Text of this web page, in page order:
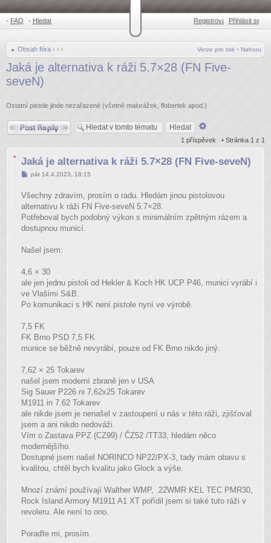
• FAQ • Hledat Registrovat •Přihlásit se
Obsah fóra ‹ ‹ ‹ Nahoru
Verze pro tisk •
Jaká je alternativa k ráži 5.7×28 (FN Five-
seveN)
Ostatní pistole jinde nezařazené (včetně malorážek, flobertek apod.)
Odpovědět
1 příspěvek • Stránka 1 z 1
Jaká je alternativa k ráži 5.7×28 (FN Five-seveN)
Příspěvek
pát 14.4.2023, 18:15
Všechny zdravím, prosím o radu. Hledám jinou pistolovou
alternativu k ráži FN Five-seveN 5.7×28.
Potřeboval bych podobný výkon s minimálním zpětným rázem a
dostupnou municí.
Našel jsem:
4,6 × 30
ale jen jednu pistoli od Hekler & Koch HK UCP P46, munici vyrábí i
ve Vlašimi S&B.
Po komunikaci s HK není pistole nyní ve výrobě.
7,5 FK
FK Brno PSD 7,5 FK
munice se běžně nevyrábí, pouze od FK Brno nikdo jiný.
7,62 × 25 Tokarev
našel jsem moderní zbraně jen v USA
Sig Sauer P226 ni 7,62x25 Tokarev
M1911 in 7.62 Tokarev
ale nikde jsem je nenašel v zastoupení u nás v této ráži, zjišťoval
jsem a ani nikdo nedováži.
Vím o Zastava PPZ (CZ99) / ČZ52 /TT33, hledám něco
modernějšího.
Dostupné jsem našel NORINCO NP22/PX-3, tady mám obavu s
kvalitou, chtěl bych kvalitu jako Glock a výše.
Mnozí známí používají Walther WMP, .22WMR KEL TEC PMR30,
Rock Island Armory M1911 A1 XT pořídil jsem si také tuto ráži v
revoleru. Ale není to ono.
Poraďte mi, prosím.